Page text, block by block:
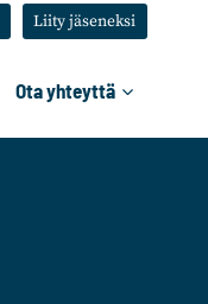
Liity jäseneksi
Ota yhteyttä